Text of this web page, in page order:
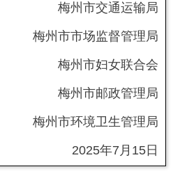
梅州市交通运输局
梅州市市场监督管理局
梅州市妇女联合会
梅州市邮政管理局
梅州市环境卫生管理局
2025年7月15日